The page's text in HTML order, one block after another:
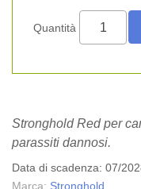
Quantità
Stronghold Red per
parassiti dannosi.
Data di scadenza: 07/
Marca: Stronghold